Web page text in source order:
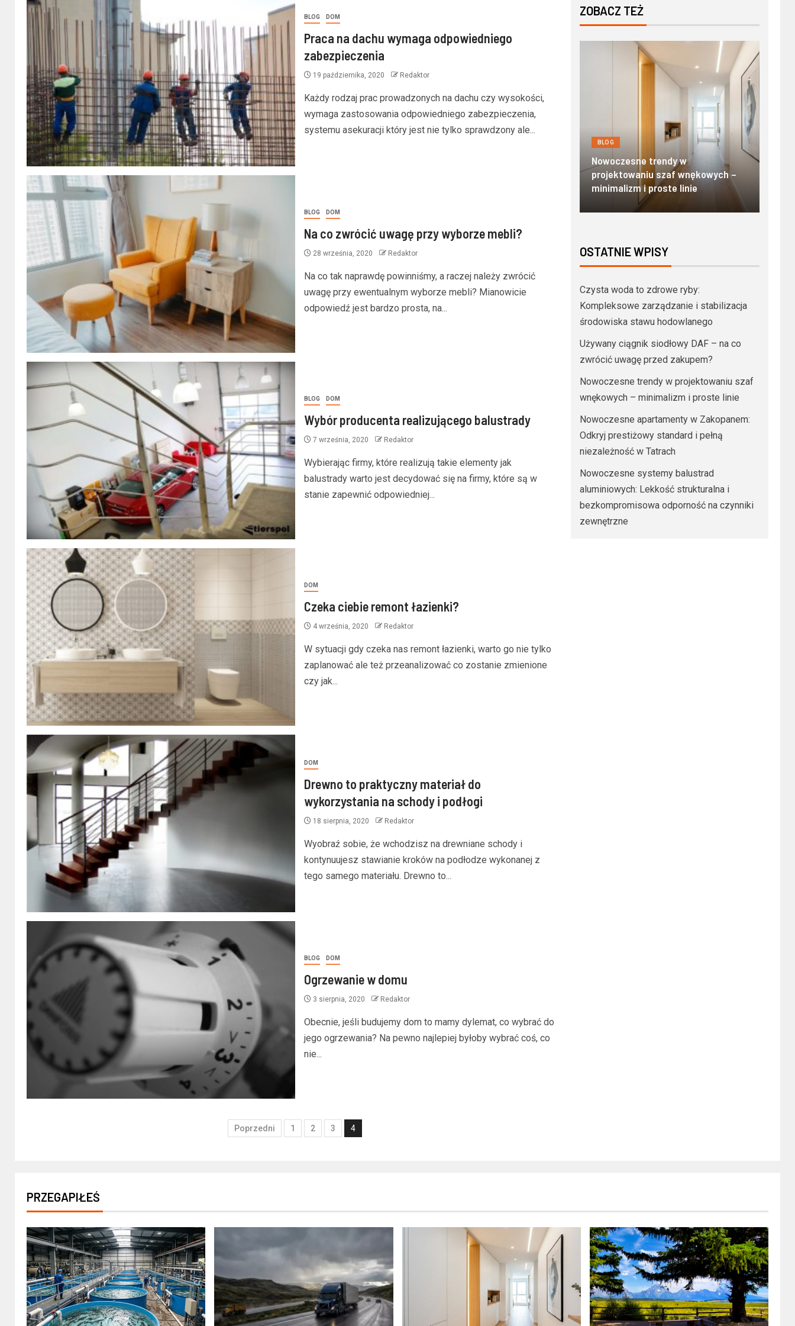
BLOG DOM
Praca na dachu wymaga odpowiedniego
zabezpieczenia
19 października, 2020 Redaktor
Każdy rodzaj prac prowadzonych na dachu czy wysokości,
wymaga zastosowania odpowiedniego zabezpieczenia,
systemu asekuracji który jest nie tylko sprawdzony ale...
BLOG DOM
Na co zwrócić uwagę przy wyborze mebli?
28 września, 2020 Redaktor
Na co tak naprawdę powinniśmy, a raczej należy zwrócić
uwagę przy ewentualnym wyborze mebli? Mianowicie
odpowiedź jest bardzo prosta, na...
BLOG DOM
Wybór producenta realizującego balustrady
7 września, 2020 Redaktor
Wybierając firmy, które realizują takie elementy jak
balustrady warto jest decydować się na firmy, które są w
stanie zapewnić odpowiedniej...
DOM
Czeka ciebie remont łazienki?
4 września, 2020 Redaktor
W sytuacji gdy czeka nas remont łazienki, warto go nie tylko
zaplanować ale też przeanalizować co zostanie zmienione
czy jak...
DOM
Drewno to praktyczny materiał do
wykorzystania na schody i podłogi
18 sierpnia, 2020 Redaktor
Wyobraź sobie, że wchodzisz na drewniane schody i
kontynuujesz stawianie kroków na podłodze wykonanej z
tego samego materiału. Drewno to...
BLOG DOM
Ogrzewanie w domu
3 sierpnia, 2020 Redaktor
Obecnie, jeśli budujemy dom to mamy dylemat, co wybrać do
jego ogrzewania? Na pewno najlepiej byłoby wybrać coś, co
nie...
Poprzedni 1 2 3 4
ZOBACZ TEŻ
BLOG
Trwała i stylowa posadzka w sercu
domu: Nowe spojrzenie na
BLOG
BLOG
Nowoczesne trendy w
projektowaniu szaf wnękowych –
minimalizm i proste linie
OSTATNIE WPISY
Czysta woda to zdrowe ryby:
Kompleksowe zarządzanie i stabilizacja
środowiska stawu hodowlanego
Używany ciągnik siodłowy DAF – na co
zwrócić uwagę przed zakupem?
Nowoczesne trendy w projektowaniu szaf
wnękowych – minimalizm i proste linie
Nowoczesne apartamenty w Zakopanem:
Odkryj prestiżowy standard i pełną
niezależność w Tatrach
Nowoczesne systemy balustrad
aluminiowych: Lekkość strukturalna i
bezkompromisowa odporność na czynniki
zewnętrzne
PRZEGAPIŁEŚ